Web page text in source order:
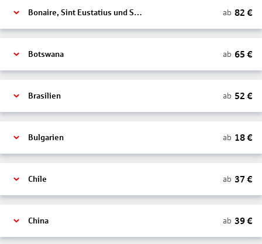
Bonaire, Sint Eustatius und Saba ab 82 €
Botswana ab 65 €
Brasilien ab 52 €
Bulgarien ab 18€
Chile ab 37 €
China ab 39€